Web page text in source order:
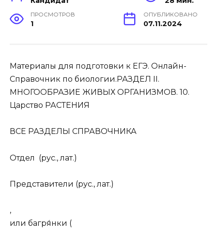
ПРОСМОТРОВ
1
ОПУБЛИКОВАНО
07.11.2024
Материалы для подготовки к ЕГЭ. Онлайн-
Справочник по биологии.РАЗДЕЛ II.
МНОГООБРАЗИЕ ЖИВЫХ ОРГАНИЗМОВ. 10.
Царство РАСТЕНИЯ
ВСЕ РАЗДЕЛЫ СПРАВОЧНИКА
Отдел (рус., лат.)
Представители (рус., лат.)
,
или багря́нки (